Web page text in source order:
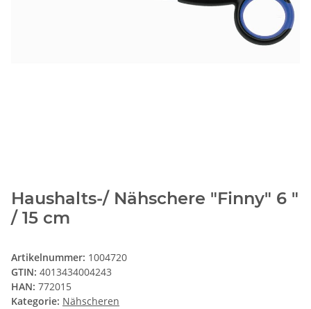
Haushalts-/ Nähschere "Finny" 6 "
/ 15 cm
Artikelnummer: 1004720
GTIN: 4013434004243
HAN: 772015
Kategorie: Nähscheren